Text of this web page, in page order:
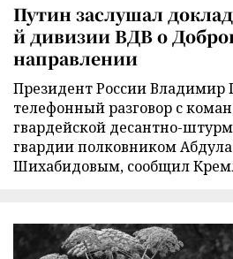
Путин заслушал
й дивизии ВДВ о
направлении
Президент России Владимир
телефонный разговор с
гвардейской десантно-
гвардии полковником
Шихабидовым, сообщил